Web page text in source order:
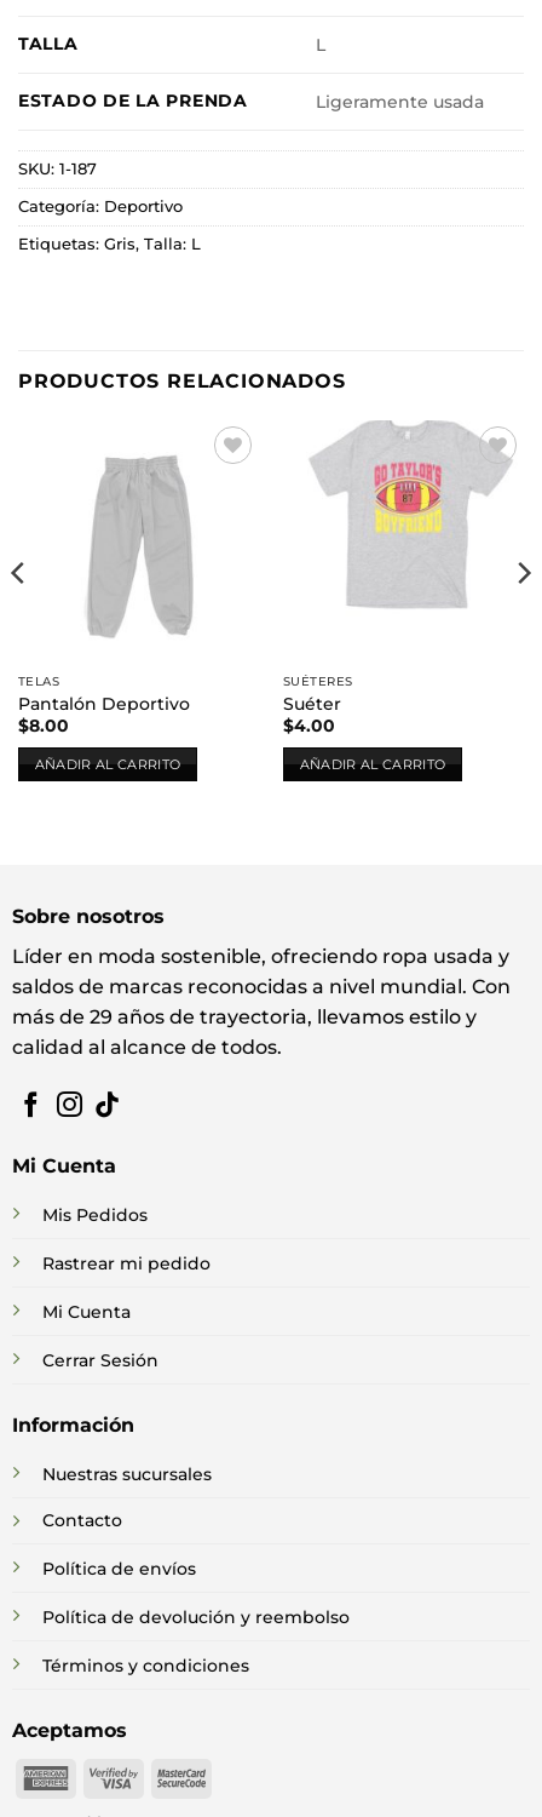
TALLA L
ESTADO DE LA PRENDA Ligeramente usada
SKU: 1-187
Categoría: Deportivo
Etiquetas: Gris, Talla: L
PRODUCTOS RELACIONADOS
TELAS
Pantalón Deportivo
$8.00
AÑADIR AL CARRITO
Añadir
a la
SUÉTERES
Suéter
$4.00
AÑADIR AL CARRITO
Sobre nosotros
Líder en moda sostenible, ofreciendo ropa usada y
saldos de marcas reconocidas a nivel mundial. Con
más de 29 años de trayectoria, llevamos estilo y
calidad al alcance de todos.
Mi Cuenta
Mis Pedidos
Rastrear mi pedido
Mi Cuenta
Cerrar Sesión
Información
Nuestras sucursales
Contacto
Política de envíos
Política de devolución y reembolso
Términos y condiciones
Aceptamos
American
Visa
MasterCard